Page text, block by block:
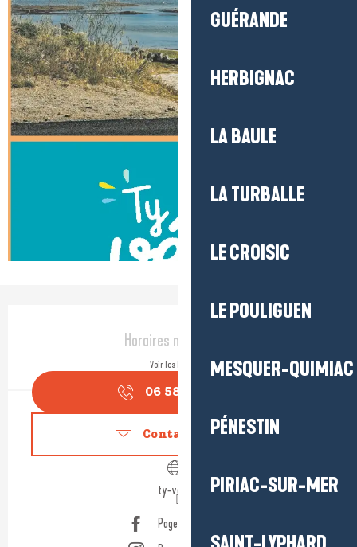
GUÉRANDE
HERBIGNAC
LA BAULE
LA TURBALLE
LE CROISIC
LE POULIGUEN
MESQUER-QUIMIAC
PÉNESTIN
PIRIAC-SUR-MER
Ouverture et coordonnées
Horaires non définis
Voir les horaires
06 58 73 43
Contactez-nous
ty-velo.fr
Page Facebook